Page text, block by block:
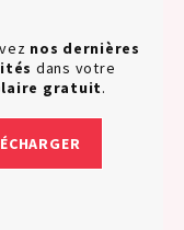
nos dernières
dans votre
gratuit.